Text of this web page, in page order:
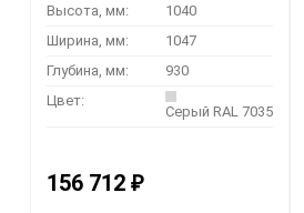
Высота, мм:
1040
Ширина, мм:
1047
Глубина, мм:
930
Цвет:
Серый RAL 7035
156 712 ₽